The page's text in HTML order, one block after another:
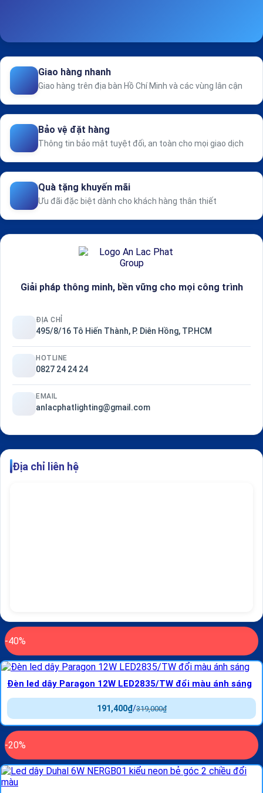
Giao hàng nhanh
Giao hàng trên địa bàn Hồ Chí Minh và các vùng lân cận
Bảo vệ đặt hàng
Thông tin bảo mật tuyệt đối, an toàn cho mọi giao dịch
Quà tặng khuyến mãi
Ưu đãi đặc biệt dành cho khách hàng thân thiết
Giải pháp thông minh, bền vững cho mọi công trình
ĐỊA CHỈ
495/8/16 Tô Hiến Thành, P. Diên Hồng, TP.HCM
HOTLINE
0827 24 24 24
EMAIL
anlacphatlighting@gmail.com
Địa chỉ liên hệ
-40%
Đèn led dây Paragon 12W LED2835/TW đổi màu ánh sáng
319,000₫
/
191,400₫
-20%